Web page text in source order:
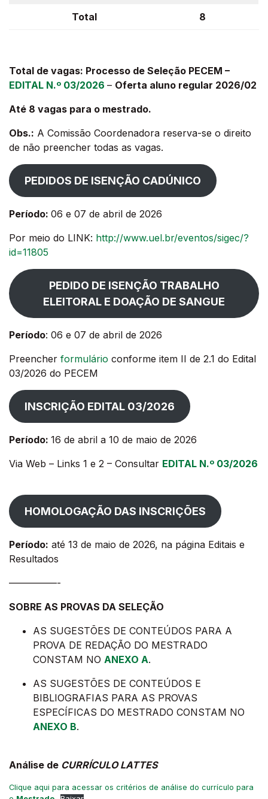
Total 8
Total de vagas: Processo de Seleção PECEM –
EDITAL N.º 03/2026 – Oferta aluno regular 2026/02
Até 8 vagas para o mestrado.
Obs.: A Comissão Coordenadora reserva-se o direito
de não preencher todas as vagas.
PEDIDOS DE ISENÇÃO CADÚNICO
Período: 06 e 07 de abril de 2026
Por meio do LINK: http://www.uel.br/eventos/sigec/?
id=11805
PEDIDO DE ISENÇÃO TRABALHO
ELEITORAL E DOAÇÃO DE SANGUE
Período: 06 e 07 de abril de 2026
Preencher formulário conforme item II de 2.1 do Edital
03/2026 do PECEM
INSCRIÇÃO EDITAL 03/2026
Período: 16 de abril a 10 de maio de 2026
Via Web – Links 1 e 2 – Consultar EDITAL N.º 03/2026
HOMOLOGAÇÃO DAS INSCRIÇÕES
Período: até 13 de maio de 2026, na página Editais e
Resultados
—————-
SOBRE AS PROVAS DA SELEÇÃO
AS SUGESTÕES DE CONTEÚDOS PARA A
PROVA DE REDAÇÃO DO MESTRADO
CONSTAM NO ANEXO A.
AS SUGESTÕES DE CONTEÚDOS E
BIBLIOGRAFIAS PARA AS PROVAS
ESPECÍFICAS DO MESTRADO CONSTAM NO
ANEXO B.
Análise de CURRÍCULO LATTES
Clique aqui para acessar os critérios de análise do currículo para